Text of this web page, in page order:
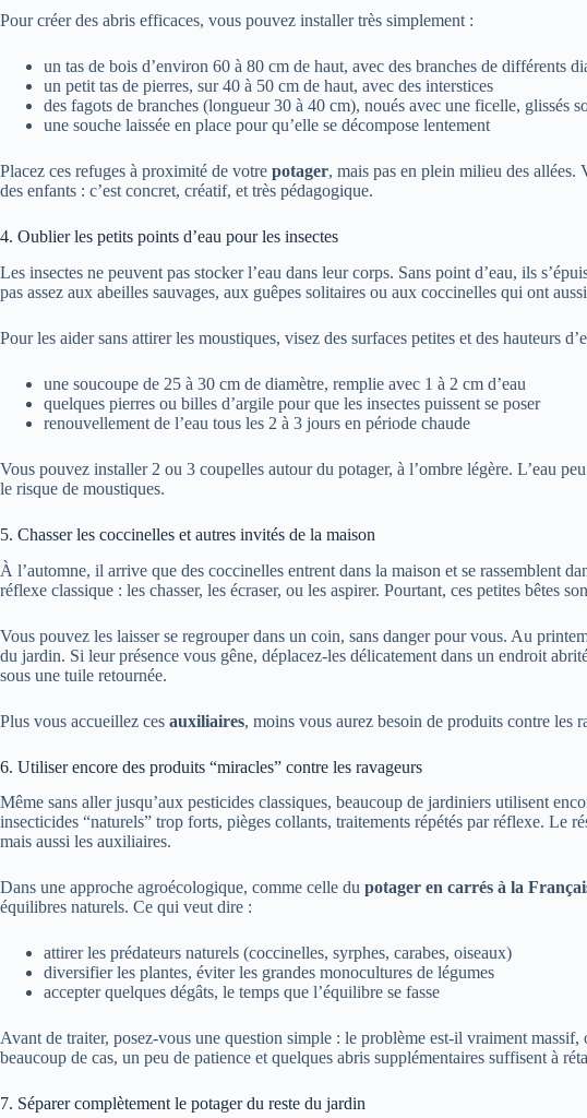
Pour créer des abris efficaces, vous pouvez installer très simplement :
un tas de bois d’environ 60 à 80 cm de haut, avec des branches de différents
un petit tas de pierres, sur 40 à 50 cm de haut, avec des interstices
des fagots de branches (longueur 30 à 40 cm), noués avec une ficelle, glissés
une souche laissée en place pour qu’elle se décompose lentement
Placez ces refuges à proximité de votre potager, mais pas en plein milieu des allées.
des enfants : c’est concret, créatif, et très pédagogique.
4. Oublier les petits points d’eau pour les insectes
Les insectes ne peuvent pas stocker l’eau dans leur corps. Sans point d’eau, ils
pas assez aux abeilles sauvages, aux guêpes solitaires ou aux coccinelles qui ont
Pour les aider sans attirer les moustiques, visez des surfaces petites et des hauteurs
une soucoupe de 25 à 30 cm de diamètre, remplie avec 1 à 2 cm d’eau
quelques pierres ou billes d’argile pour que les insectes puissent se poser
renouvellement de l’eau tous les 2 à 3 jours en période chaude
Vous pouvez installer 2 ou 3 coupelles autour du potager, à l’ombre légère. L’eau
le risque de moustiques.
5. Chasser les coccinelles et autres invités de la maison
À l’automne, il arrive que des coccinelles entrent dans la maison et se rassemblent
réflexe classique : les chasser, les écraser, ou les aspirer. Pourtant, ces petites bêtes
Vous pouvez les laisser se regrouper dans un coin, sans danger pour vous. Au
du jardin. Si leur présence vous gêne, déplacez-les délicatement dans un endroit
sous une tuile retournée.
Plus vous accueillez ces auxiliaires, moins vous aurez besoin de produits contre les
6. Utiliser encore des produits “miracles” contre les ravageurs
Même sans aller jusqu’aux pesticides classiques, beaucoup de jardiniers utilisent
insecticides “naturels” trop forts, pièges collants, traitements répétés par réflexe. Le
mais aussi les auxiliaires.
Dans une approche agroécologique, comme celle du potager en carrés à la
équilibres naturels. Ce qui veut dire :
attirer les prédateurs naturels (coccinelles, syrphes, carabes, oiseaux)
diversifier les plantes, éviter les grandes monocultures de légumes
accepter quelques dégâts, le temps que l’équilibre se fasse
Avant de traiter, posez-vous une question simple : le problème est-il vraiment
beaucoup de cas, un peu de patience et quelques abris supplémentaires suffisent à
7. Séparer complètement le potager du reste du jardin